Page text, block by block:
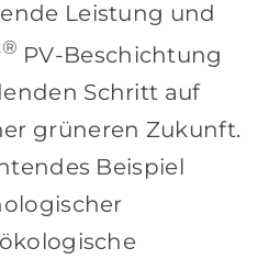
Leistung und
® PV-Beschichtung
Schritt auf
grüneren Zukunft.
Beispiel